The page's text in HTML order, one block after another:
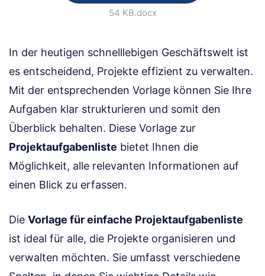
54 KB.docx
In der heutigen schnelllebigen Geschäftswelt ist
es entscheidend, Projekte effizient zu verwalten.
Mit der entsprechenden Vorlage können Sie Ihre
Aufgaben klar strukturieren und somit den
Überblick behalten. Diese Vorlage zur
Projektaufgabenliste bietet Ihnen die
Möglichkeit, alle relevanten Informationen auf
einen Blick zu erfassen.
Die Vorlage für einfache Projektaufgabenliste
ist ideal für alle, die Projekte organisieren und
verwalten möchten. Sie umfasst verschiedene